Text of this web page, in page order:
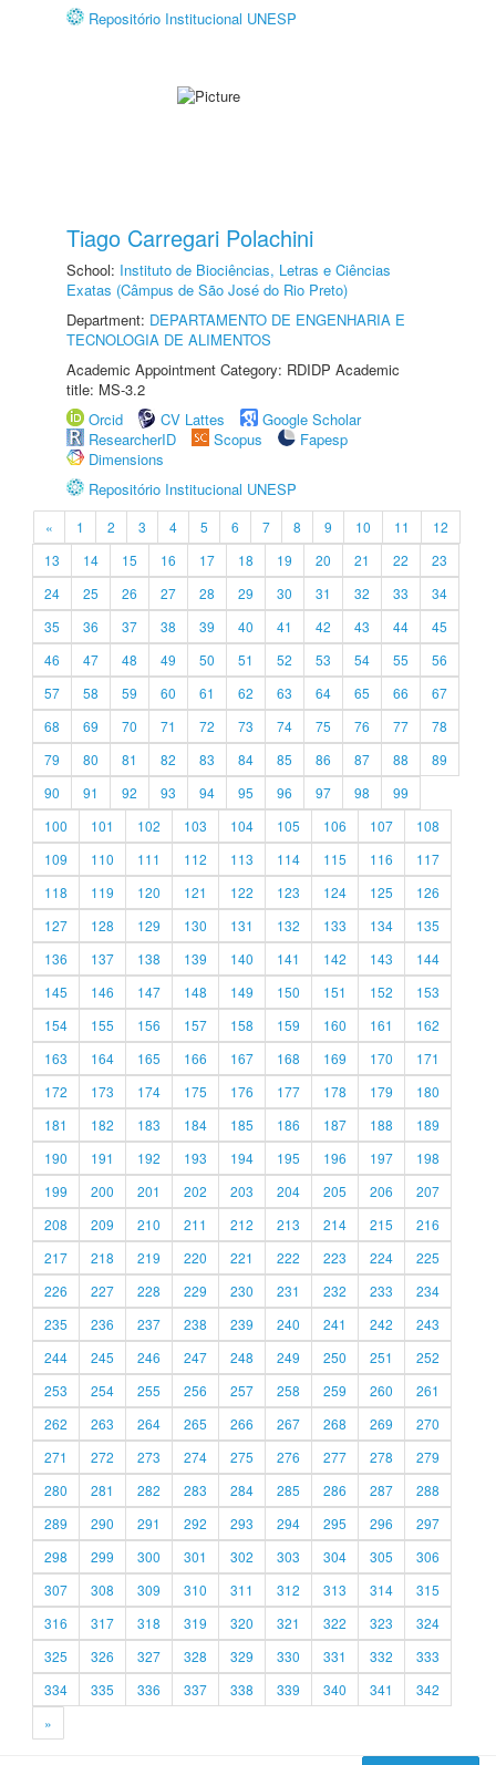
Repositório Institucional UNESP
Tiago Carregari Polachini
School: Instituto de Biociências, Letras e Ciências
Exatas (Câmpus de São José do Rio Preto)
Department: DEPARTAMENTO DE ENGENHARIA E
TECNOLOGIA DE ALIMENTOS
Academic Appointment Category: RDIDP Academic
title: MS-3.2
Orcid
CV Lattes
Google Scholar
ResearcherID
Scopus
Fapesp
Dimensions
Repositório Institucional UNESP
« 1 2 3 4 5 6 7 8 9 10 11
12
13
14 15 16 17 18 19 20 21 22
23
24
25 26 27 28 29 30 31 32 33
34
35
36 37 38 39 40 41 42 43 44
45
46
47 48 49 50 51 52 53 54 55
56
57
58 59 60 61 62 63 64 65 66
67
68
69 70 71 72 73 74 75 76 77
78
79
80 81 82 83 84 85 86 87 88
89
90
91 92 93 94 95 96 97 98
99
100
101 102 103 104 105 106 107
108
109
110 111 112 113 114 115 116
117
118
119 120 121 122 123 124 125
126
127
128 129 130 131 132 133 134
135
136
137 138 139 140 141 142 143
144
145
146 147 148 149 150 151 152
153
154
155 156 157 158 159 160 161
162
163
164 165 166 167 168 169 170
171
172
173 174 175 176 177 178 179
180
181
182 183 184 185 186 187 188
189
190
191 192 193 194 195 196 197
198
199
200 201 202 203 204 205 206
207
208
209 210 211 212 213 214 215
216
217
218 219 220 221 222 223 224
225
226
227 228 229 230 231 232 233
234
235
236 237 238 239 240 241 242
243
244
245 246 247 248 249 250 251
252
253
254 255 256 257 258 259 260
261
262
263 264 265 266 267 268 269
270
271
272 273 274 275 276 277 278
279
280
281 282 283 284 285 286 287
288
289
290 291 292 293 294 295 296
297
298
299 300 301 302 303 304 305
306
307
308 309 310 311 312 313 314
315
316
317 318 319 320 321 322 323
324
325
326 327 328 329 330 331 332
333
334
335 336 337 338 339 340 341
342
»